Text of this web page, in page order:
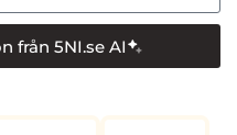
från 5NI.se AI